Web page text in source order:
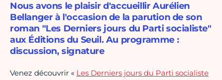
Nous avons le plaisir d'accueillir Aurélien
Bellanger à l'occasion de la parution de son
roman "Les Derniers jours du Parti socialiste"
aux Éditions du Seuil. Au programme :
discussion, signature
Venez découvrir « Les Derniers jours du Parti socialiste